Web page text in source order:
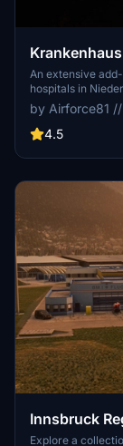
An extensive
hospitals in
codes. Regular
provided.
Experience
by Airforce81
4.5
Innsbruck
Explore a